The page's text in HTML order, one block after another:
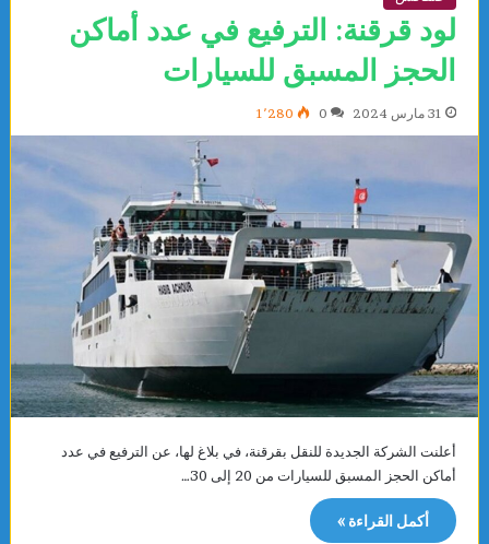
لود قرقنة: الترفيع في عدد أماكن
الحجز المسبق للسيارات
31 مارس 2024 0 1٬280
أعلنت الشركة الجديدة للنقل بقرقنة، في بلاغ لها، عن الترفيع في عدد
أماكن الحجز المسبق للسيارات من 20 إلى 30…
أكمل القراءة »